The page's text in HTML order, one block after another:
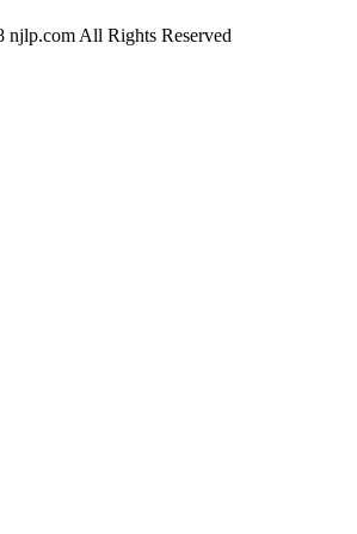
njlp.com All Rights Reserved